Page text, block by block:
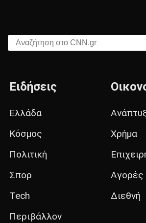
Αναζήτηση στο CNN.gr
Ειδήσεις
Ελλάδα
Κόσμος
Πολιτική
Σπορ
Tech
Περιβάλλον
Χρήμα
Αγορές
Διεθνή